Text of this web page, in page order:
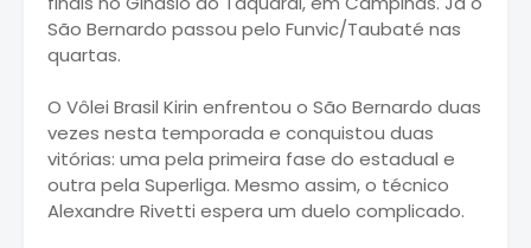
São Bernardo passou pelo Funvic/Taubaté nas
quartas.
O Vôlei Brasil Kirin enfrentou o São Bernardo duas
vezes nesta temporada e conquistou duas
vitórias: uma pela primeira fase do estadual e
outra pela Superliga. Mesmo assim, o técnico
Alexandre Rivetti espera um duelo complicado.